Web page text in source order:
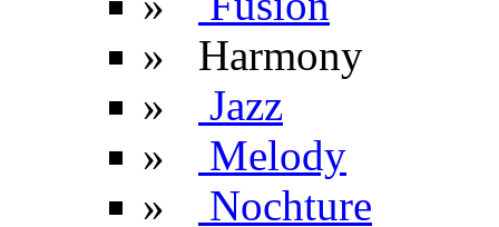
» Harmony
»
Jazz
»
Melody
»
Nochture